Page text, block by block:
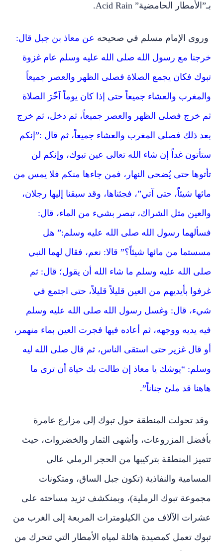
بـ”الأمطار الحامضية” Acid Rain.
وروى الإمام مسلم في صحيحه عن معاذ بن جبل قال:
خرجنا مع رسول الله صلى الله عليه وسلم عام غزوة
تبوك فكان يجمع الصلاة فصلى الظهر والعصر جميعاً
والمغرب والعشاء جميعاً حتى إذا كان يوماً آخّرَ الصلاة
ثم خرج فصلى الظهر والعصر جميعاً، ثم دخل، ثم خرج
بعد ذلك فصلى المغرب والعشاء جميعاً، ثم قال :”إنكم
ستأتون غداً إن شاء الله تعالى عين تبوك، وإنكم لن
تأتوها حتى يُضحى النهار، فمن جاءها منكم فلا يمس من
مائها شيئاًًًً، حتى آتي”، فجئناها، وقد سبقنا إليها رجلان،
والعين مثل الشراك، تبصر بشيء من الماء، قال:
فسألهما رسول الله صلى الله عليه وسلم:” هل
مسستما من مائها شيئاً؟” قالا: نعم، فقال لهما النبي
صلى الله عليه وسلم ما شاء الله أن يقول؛ قال: ثم
غرفوا بأيديهم من العين قليلاً قليلاً، حتى اجتمع في
شيء، قال: وغسل رسول الله صلى الله عليه وسلم
فيه يديه ووجهه، ثم أعاده فيها فجرت العين بماء منهمر،
أو قال غزير حتى استقى الناس، ثم قال صلى الله ليه
وسلم: “يوشك يا معاذ إن طالت بك حياة أن ترى ما
هاهنا قد ملئ جناناً”.
وقد تحولت المنطقة حول تبوك إلى مزارع عامرة
بأفضل المزروعات، وأشهى الثمار والخضروات، حيث
تتميز المنطقة بتركيبها من الحجر الرملي عالي
المسامية والنفاذية (تكون جبل الساق، ومتكونات
مجموعة تبوك الرملية)، وبمنكشف تزيد مساحته على
عشرات الآلاف من الكيلومترات المربعة إلى الغرب من
تبوك تعمل كمصيدة هائلة لمياه الأمطار التي تتحرك من